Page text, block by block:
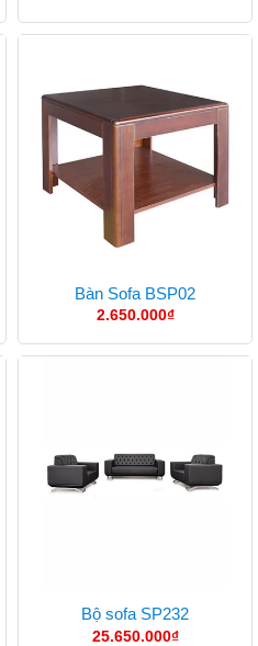
Bàn Sofa BSP02
2.650.000₫
Bộ sofa SP232
25.650.000₫